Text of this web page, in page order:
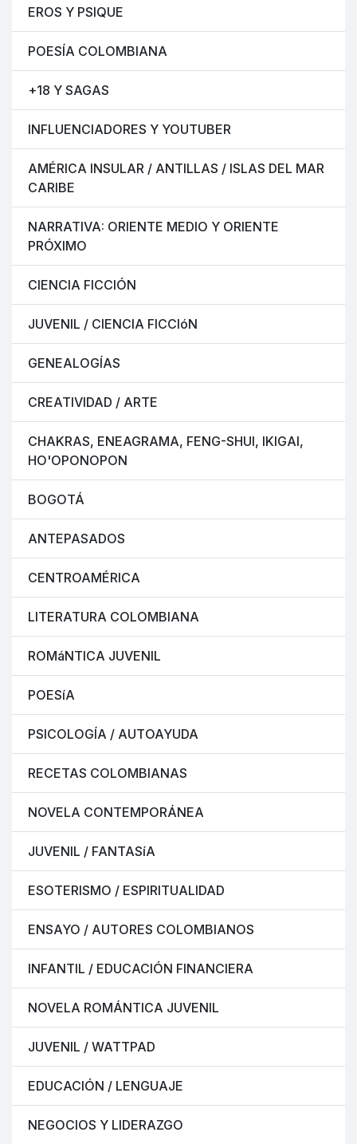
EROS Y PSIQUE
POESÍA COLOMBIANA
+18 Y SAGAS
INFLUENCIADORES Y YOUTUBER
AMÉRICA INSULAR / ANTILLAS / ISLAS DEL MAR
CARIBE
NARRATIVA: ORIENTE MEDIO Y ORIENTE
PRÓXIMO
CIENCIA FICCIÓN
JUVENIL / CIENCIA FICCIóN
GENEALOGÍAS
CREATIVIDAD / ARTE
CHAKRAS, ENEAGRAMA, FENG-SHUI, IKIGAI,
HO'OPONOPON
BOGOTÁ
ANTEPASADOS
CENTROAMÉRICA
LITERATURA COLOMBIANA
ROMáNTICA JUVENIL
POESíA
PSICOLOGÍA / AUTOAYUDA
RECETAS COLOMBIANAS
NOVELA CONTEMPORÁNEA
JUVENIL / FANTASíA
ESOTERISMO / ESPIRITUALIDAD
ENSAYO / AUTORES COLOMBIANOS
INFANTIL / EDUCACIÓN FINANCIERA
NOVELA ROMÁNTICA JUVENIL
JUVENIL / WATTPAD
EDUCACIÓN / LENGUAJE
NEGOCIOS Y LIDERAZGO